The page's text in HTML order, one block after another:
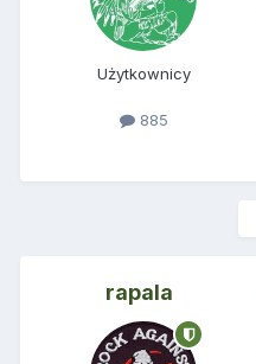
Użytkownicy
885
rapala